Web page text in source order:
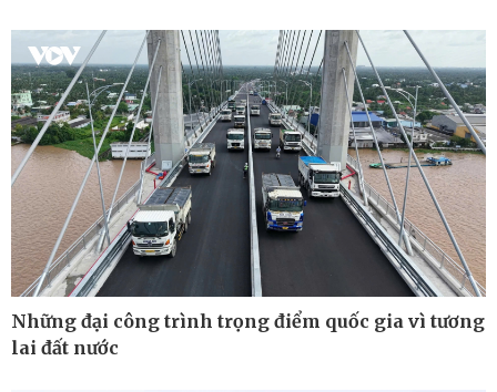
Những đại công trình trọng điểm quốc gia vì tương
lai đất nước